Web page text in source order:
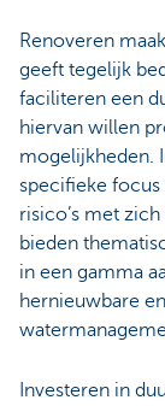
Renoveren
geeft tegelijk
faciliteren een
hiervan willen
mogelijkheden.
specifieke focus
risico’s met
bieden
in een gamma
hernieuwbare
Investeren in